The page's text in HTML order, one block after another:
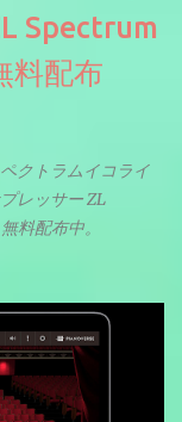
Spectrum
料配布
クトラムイコライ
レッサー ZL
料配布中。